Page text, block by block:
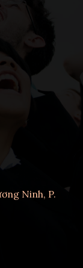
Ninh, P.